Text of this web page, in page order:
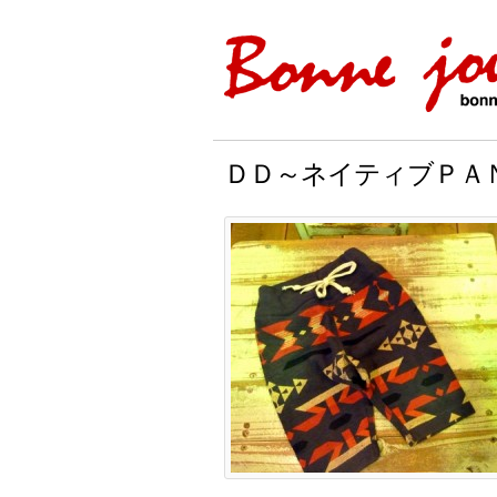
ＤＤ～ネイティブＰＡ